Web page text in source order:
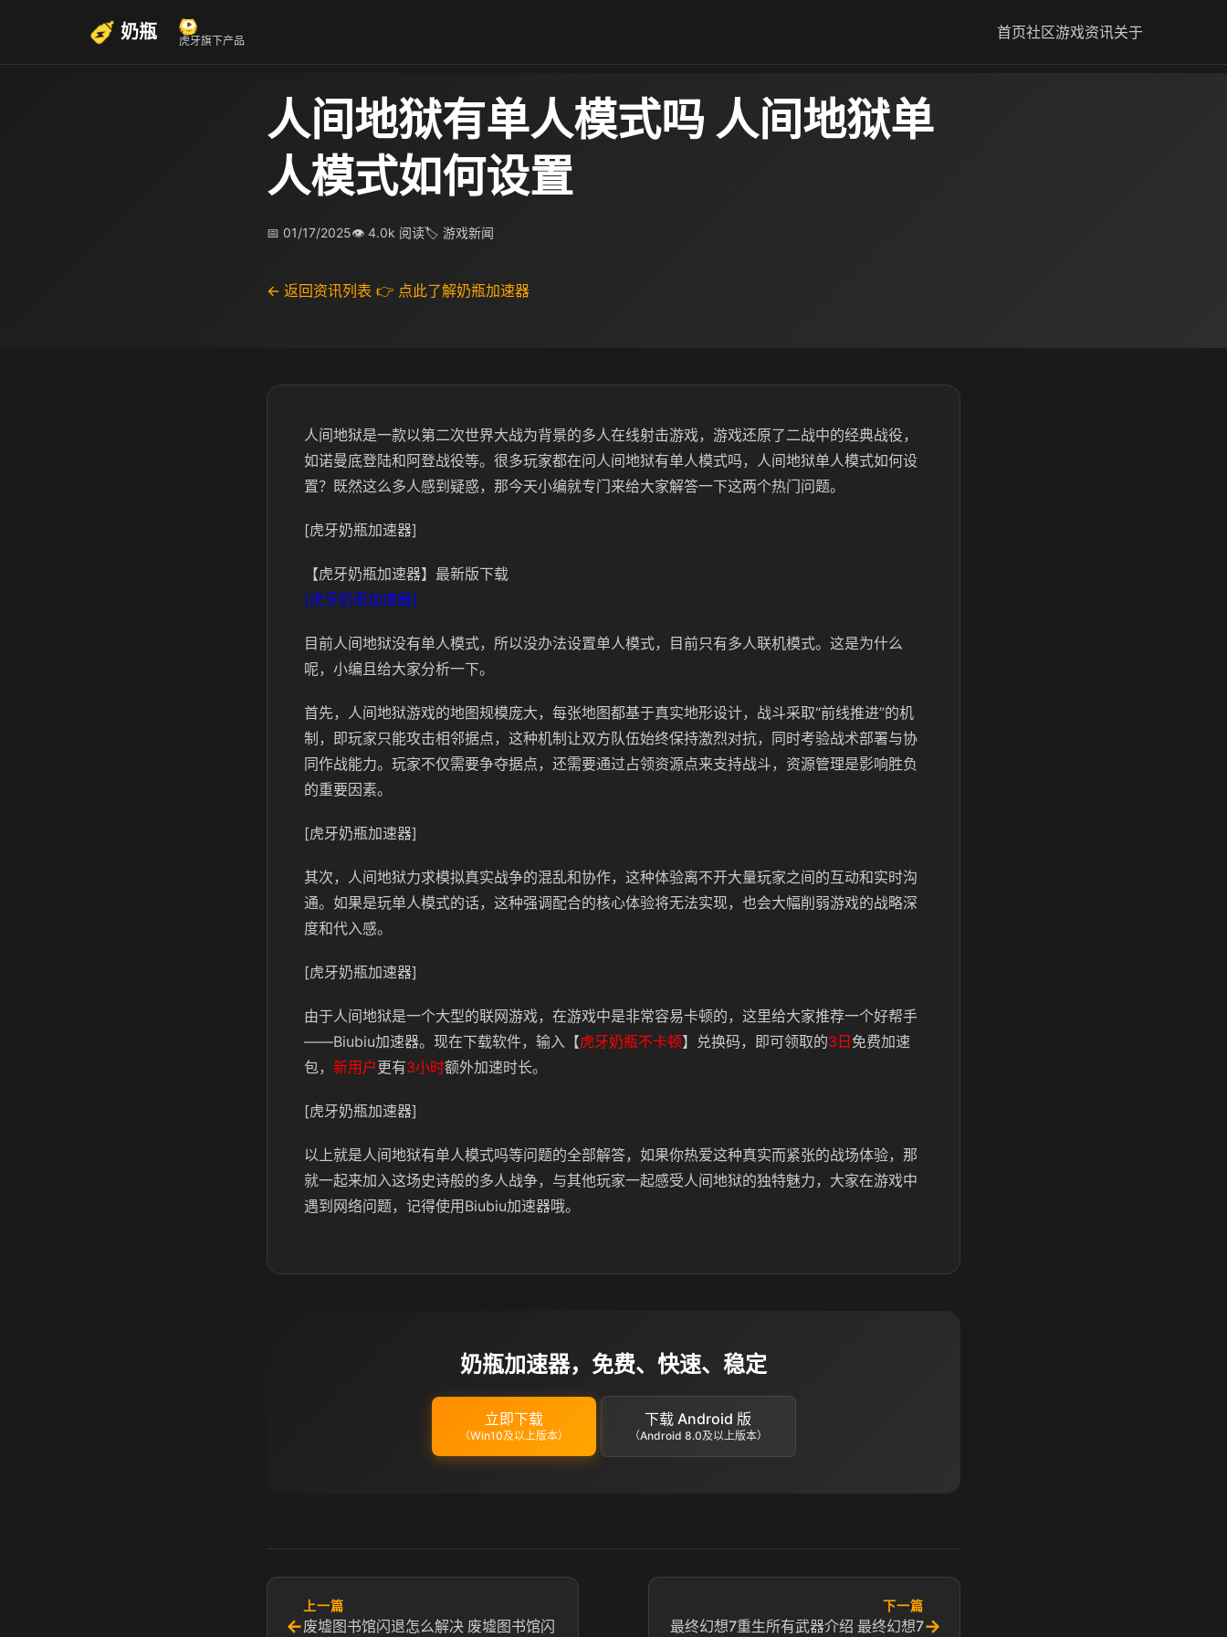
奶瓶 虎牙旗下产品 首页社区游戏资讯关于
人间地狱有单人模式吗 人间地狱单
人模式如何设置
📅 01/17/2025👁 4.0k 阅读🏷 游戏新闻
← 返回资讯列表 👉 点此了解奶瓶加速器
‌人间地狱是一款以第二次世界大战为背景的多人在线射击游戏，游戏还原了二战中的经典战役，
如诺曼底登陆和阿登战役等。很多玩家都在问人间地狱有单人模式吗，人间地狱单人模式如何设
置？既然这么多人感到疑惑，那今天小编就专门来给大家解答一下这两个热门问题。
[虎牙奶瓶加速器]
【虎牙奶瓶加速器】最新版下载
[虎牙奶瓶加速器]
目前人间地狱没有单人模式，所以没办法设置单人模式，目前只有多人联机模式‌。这是为什么
呢，小编且给大家分析一下。
首先，人间地狱游戏的地图规模庞大，每张地图都基于真实地形设计，战斗采取“前线推进”的机
制，即玩家只能攻击相邻据点，这种机制让双方队伍始终保持激烈对抗，同时考验战术部署与协
同作战能力。玩家不仅需要争夺据点，还需要通过占领资源点来支持战斗，资源管理是影响胜负
的重要因素。
[虎牙奶瓶加速器]
其次，人间地狱力求模拟真实战争的混乱和协作，这种体验离不开大量玩家之间的互动和实时沟
通。如果是玩单人模式的话，这种强调配合的核心体验将无法实现，也会大幅削弱游戏的战略深
度和代入感。
[虎牙奶瓶加速器]
由于人间地狱是一个大型的联网游戏，在游戏中是非常容易卡顿的，这里给大家推荐一个好帮手
——Biubiu加速器。现在下载软件，输入【虎牙奶瓶不卡顿】兑换码，即可领取的3日 免费加速
包， 新用户更有3小时额外加速时长。
[虎牙奶瓶加速器]
以上就是人间地狱有单人模式吗等问题的全部解答，如果你热爱这种真实而紧张的战场体验，那
就一起来加入这场史诗般的多人战争，与其他玩家一起感受人间地狱的独特魅力，大家在游戏中
遇到网络问题，记得使用Biubiu加速器哦。
奶瓶加速器，免费、快速、稳定
立即下载
（Win10及以上版本）
下载 Android 版
（Android 8.0及以上版本）
←
上一篇
废墟图书馆闪退怎么解决 废墟图书馆闪
下一篇
最终幻想7重生所有武器介绍 最终幻想7→